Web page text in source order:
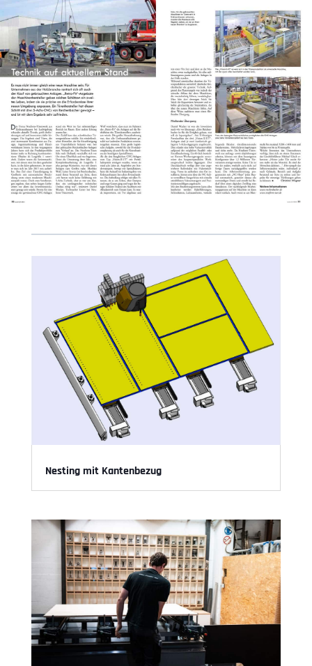
Nesting mit Kantenbezug